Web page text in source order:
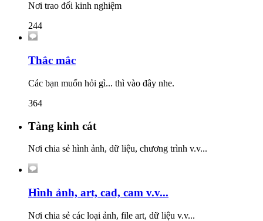
Nơi trao đổi kinh nghiệm
244
Thắc mắc
Các bạn muốn hỏi gì... thì vào đây nhe.
364
Tàng kinh cát
Nơi chia sẻ hình ảnh, dữ liệu, chương trình v.v...
Hình ảnh, art, cad, cam v.v...
Nơi chia sẻ các loại ảnh, file art, dữ liệu v.v...